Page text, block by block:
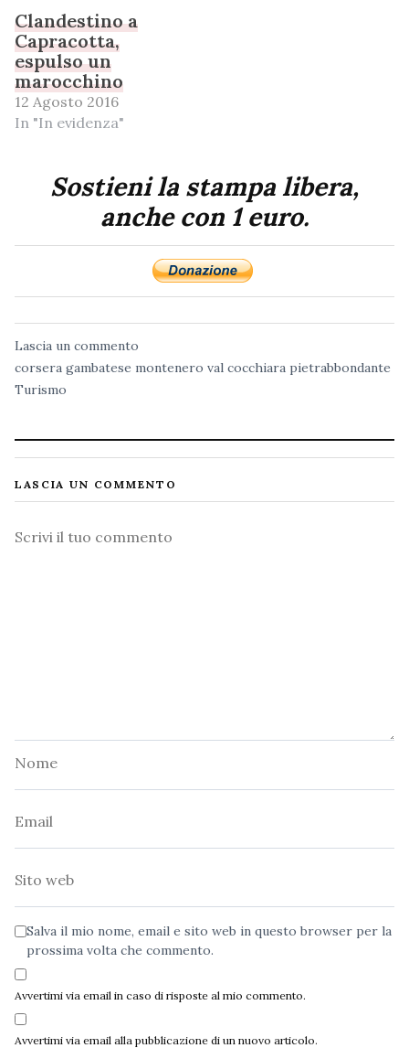
Clandestino a
Capracotta,
espulso un
marocchino
12 Agosto 2016
In "In evidenza"
Sostieni la stampa libera,
anche con 1 euro.
Lascia un commento
corsera gambatese montenero val cocchiara pietrabbondante
Turismo
LASCIA UN COMMENTO
Commento
Salva il mio nome, email e sito web in questo browser per la
prossima volta che commento.
Avvertimi via email in caso di risposte al mio commento.
Avvertimi via email alla pubblicazione di un nuovo articolo.